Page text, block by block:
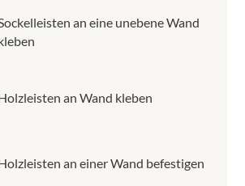
an eine unebene Wand
an Wand kleben
an einer Wand befestigen